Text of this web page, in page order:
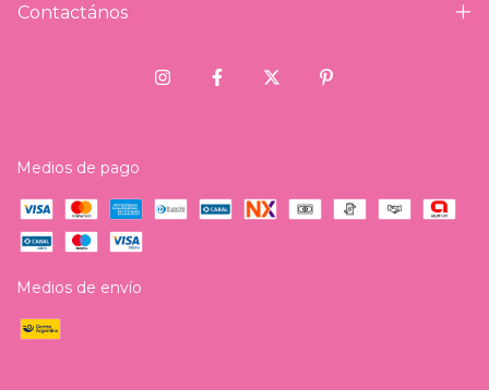
Contactános
Medios de pago
Medios de envío